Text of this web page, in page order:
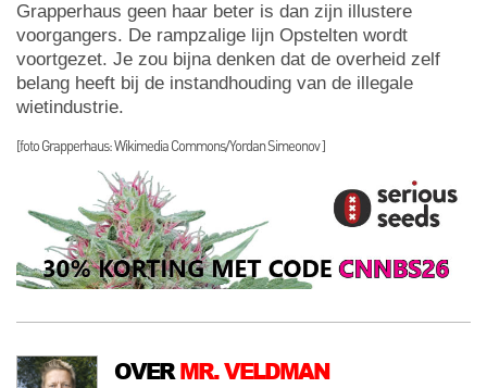
Grapperhaus geen haar beter is dan zijn illustere
voorgangers. De rampzalige lijn Opstelten wordt
voortgezet. Je zou bijna denken dat de overheid zelf
belang heeft bij de instandhouding van de illegale
wietindustrie.
[foto Grapperhaus: Wikimedia Commons/Yordan Simeonov ]
OVERMR. VELDMAN